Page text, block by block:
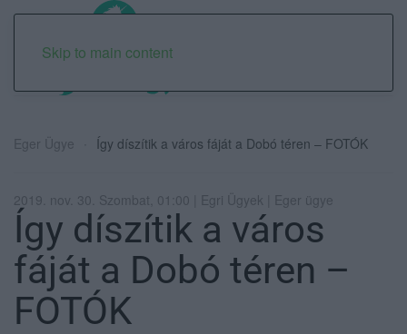
Skip to main content
Eger Ügye Így díszítik a város fáját a Dobó téren – FOTÓK
2019. nov. 30. Szombat, 01:00 | Egri Ügyek | Eger ügye
Így díszítik a város
fáját a Dobó téren –
FOTÓK